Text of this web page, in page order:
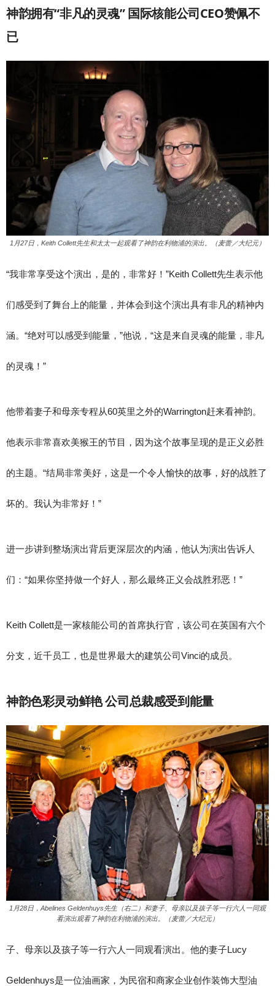
神韵拥有“非凡的灵魂” 国际核能公司CEO赞佩不
已
1月27日，Keith Collett先生和太太一起观看了神韵在利物浦的演出。（麦蕾／大纪元）
“我非常享受这个演出，是的，非常好！”Keith Collett先生表示他
们感受到了舞台上的能量，并体会到这个演出具有非凡的精神内
涵。“绝对可以感受到能量，”他说，“这是来自灵魂的能量，非凡
的灵魂！”
他带着妻子和母亲专程从60英里之外的Warrington赶来看神韵。
他表示非常喜欢美猴王的节目，因为这个故事呈现的是正义必胜
的主题。“结局非常美好，这是一个令人愉快的故事，好的战胜了
坏的。我认为非常好！”
进一步讲到整场演出背后更深层次的内涵，他认为演出告诉人
们：“如果你坚持做一个好人，那么最终正义会战胜邪恶！”
Keith Collett是一家核能公司的首席执行官，该公司在英国有六个
分支，近千员工，也是世界最大的建筑公司Vinci的成员。
神韵色彩灵动鲜艳 公司总裁感受到能量
1月28日，Abelines Geldenhuys先生（右二）和妻子、母亲以及孩子等一行六人一同观
看演出观看了神韵在利物浦的演出。（麦蕾／大纪元）
子、母亲以及孩子等一行六人一同观看演出。他的妻子Lucy
Geldenhuys是一位油画家，为民宿和商家企业创作装饰大型油